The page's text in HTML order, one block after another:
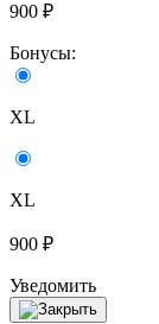
900 ₽
Бонусы:
XL
XL
900 ₽
Уведомить